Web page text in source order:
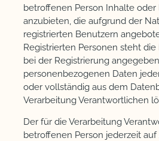
betroffenen Person Inhalte oder
anzubieten, die aufgrund der
registrierten Benutzern
Registrierten Personen steht
bei der Registrierung
personenbezogenen Daten
oder vollständig aus dem
Verarbeitung Verantwortlichen
Der für die Verarbeitung
betroffenen Person jederzeit